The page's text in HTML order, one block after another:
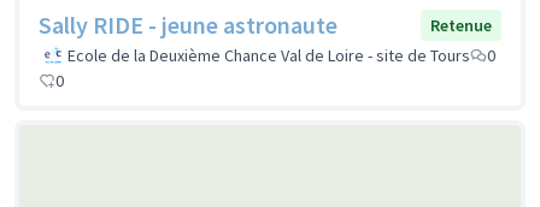
Sally RIDE - jeune astronaute
Retenue
Ecole de la Deuxième Chance Val de Loire - site de Tours
0
0